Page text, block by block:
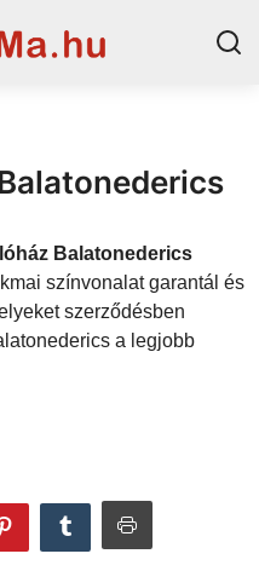
Balatonederics
színvonalat garantál és
szerződésben
a legjobb